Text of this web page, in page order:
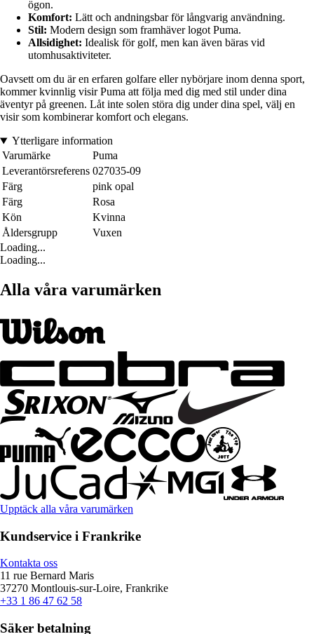
ögon.
Komfort: Lätt och andningsbar för långvarig användning.
Stil: Modern design som framhäver logot Puma.
Allsidighet: Idealisk för golf, men kan även bäras vid
utomhusaktiviteter.
Oavsett om du är en erfaren golfare eller nybörjare inom denna sport,
kommer kvinnlig visir Puma att följa med dig med stil under dina
äventyr på greenen. Låt inte solen störa dig under dina spel, välj en
visir som kombinerar komfort och elegans.
Ytterligare information
Varumärke
Puma
Leverantörsreferens 027035-09
Färg
pink opal
Färg
Rosa
Kön
Kvinna
Åldersgrupp
Vuxen
Loading...
Loading...
Alla våra varumärken
Upptäck alla våra varumärken
Kundservice i Frankrike
Kontakta oss
11 rue Bernard Maris
37270 Montlouis-sur-Loire, Frankrike
+33 1 86 47 62 58
Säker betalning